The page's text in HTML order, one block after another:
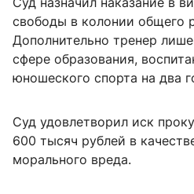
свободы в колонии общего
Дополнительно тренер
сфере образования,
юношеского спорта на два
Суд удовлетворил иск
600 тысяч рублей в
морального вреда.